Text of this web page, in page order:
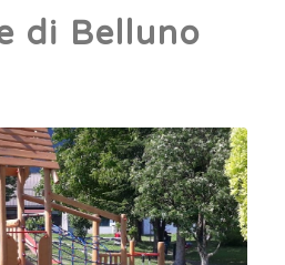
di Belluno